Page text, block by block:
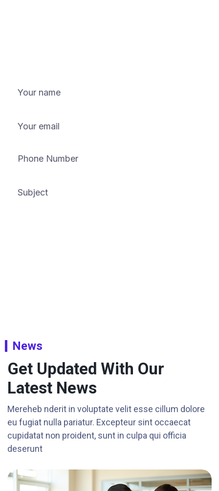
News
Get Updated With Our
Latest News
Mereheb nderit in voluptate velit esse cillum dolore
eu fugiat nulla pariatur. Excepteur sint occaecat
cupidatat non proident, sunt in culpa qui officia
deserunt